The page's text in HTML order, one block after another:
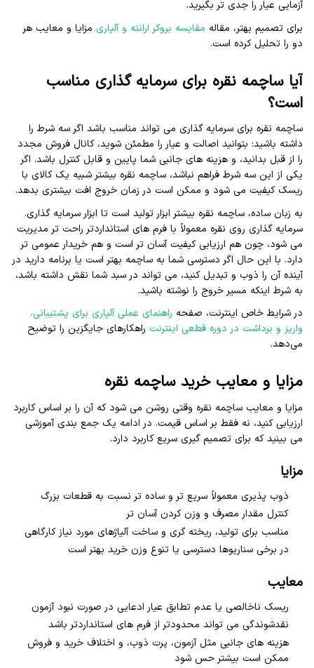
آزمایی عیار را جدی تر بگیرید.
برای تصمیم بهتر، مقاله مقایسه بروکر ارانته و آلپاری مزایا و معایب هر
دو را تحلیل کرده است.
آیا ساچمه نقره برای سرمایه گذاری مناسب
است؟
ساچمه نقره برای سرمایه گذاری می تواند مناسب باشد اگر سه شرط را
داشته باشید: بتوانید اصالت و عیار را مطمئن شوید، کانال فروش مجدد
را از قبل بدانید، و هزینه های جانبی شما پایین و قابل کنترل باشد. اگر
یکی از این سه شرط فراهم نباشد، ساچمه نقره بیشتر شبیه یک کالای با
ریسک کیفیت می شود و ممکن است در زمان خروج افت بیشتری بدهد.
به زبان ساده، ساچمه نقره بیشتر ابزار تولید است تا ابزار سرمایه گذاری.
سرمایه گذاری روی نقره معمولاً با فرم های استانداردتر راحت تر مدیریت
می شود، چون هم ارزیابی کیفیت آسان تر است و هم خریدار عمومی تر
دارد. با این حال اگر دسترسی شما به ساچمه بهتر است یا برنامه دارید در
آینده آن را ذوب و تبدیل کنید، می تواند در سبد شما نقش داشته باشد،
به شرط اینکه مسیر خروج را نوشته باشید.
در شرایط خاص اینترنت، صفحه راهنمای عملی آلپاری برای پشتیبانی،
واریز و برداشت در دوره قطعی اینترنت راهکارهای جایگزین را توضیح
می‌دهد.
مزایا و معایب خرید ساچمه نقره
مزایا و معایب ساچمه نقره وقتی روشن می شود که آن را بر اساس کاربرد
ارزیابی کنید، نه فقط بر اساس قیمت. در ادامه یک جمع بندی آموزشی
می بینید که برای تصمیم گیری سریع کاربرد دارد.
مزایا
ذوب پذیری معمولاً سریع تر و ساده تر نسبت به قطعات بزرگ
کنترل مقدار مصرف و وزن کردن آسان تر
مناسب برای تولید، ریخته گری و ساخت آلیاژهای مورد نیاز کارگاهی
در برخی سناریوها دسترسی یا تنوع وزن خرید بهتر است
معایب
ریسک ناخالصی یا عدم تطابق عیار ادعایی در صورت نبود آزمون
نقدشوندگی می تواند محدودتر از فرم های استانداردتر باشد
هزینه های جانبی مثل آزمون، پرت ذوب، و اختلاف خرید و فروش
ممکن است بیشتر حس شود